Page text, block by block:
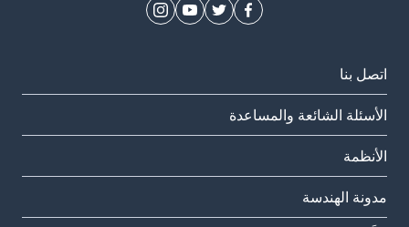
اتصل بنا
الأسئلة الشائعة والمساعدة
الأنظمة
مدونة الهندسة